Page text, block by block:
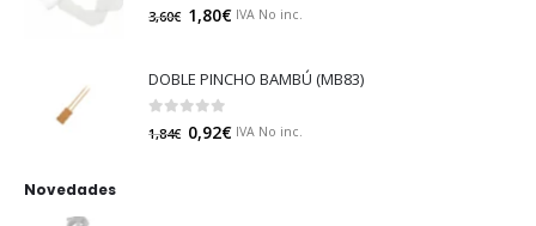
out of 5
3,60€ 1,80€ IVA No inc.
DOBLE PINCHO BAMBÚ (MB83)
out of 5
1,84€ 0,92€ IVA No inc.
Novedades